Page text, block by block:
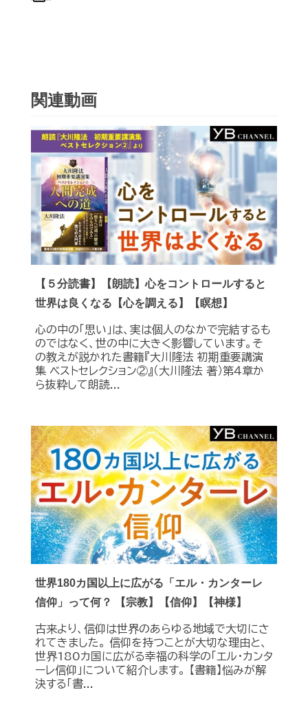
関連動画
【５分読書】【朗読】心をコントロールすると
世界は良くなる【心を調える】【瞑想】
心の中の「思い」は、実は個人のなかで完結するも
のではなく、世の中に大きく影響しています。そ
の教えが説かれた書籍『大川隆法 初期重要講演
集 ベストセレクション②』（大川隆法 著）第４章か
ら抜粋して朗読...
世界180カ国以上に広がる「エル・カンターレ
信仰」って何？ 【宗教】【信仰】【神様】
古来より、信仰は世界のあらゆる地域で大切にさ
れてきました。 信仰を持つことが大切な理由と、
世界180カ国に広がる幸福の科学の「エル・カンタ
ーレ信仰」について紹介します。 【書籍】悩みが解
決する「書...